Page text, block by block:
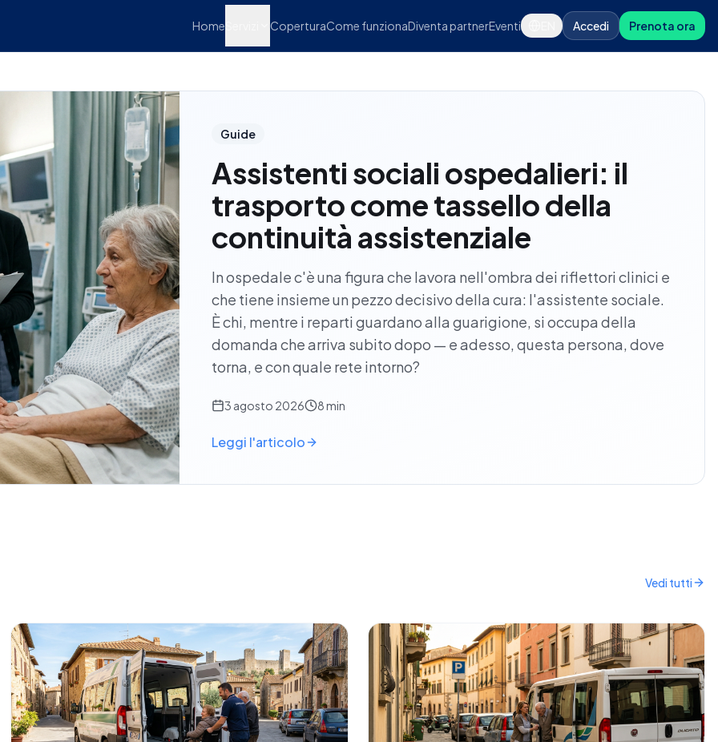
Home CoperturaCome funzionaDiventa partnerEventi Accedi Prenota ora
Guide
Assistenti sociali ospedalieri: il
trasporto come tassello della
continuità assistenziale
In ospedale c'è una figura che lavora nell'ombra dei riflettori clinici e
che tiene insieme un pezzo decisivo della cura: l'assistente sociale.
È chi, mentre i reparti guardano alla guarigione, si occupa della
domanda che arriva subito dopo — e adesso, questa persona, dove
torna, e con quale rete intorno?
3 agosto 2026 8 min
Leggi l'articolo
Vedi tutti